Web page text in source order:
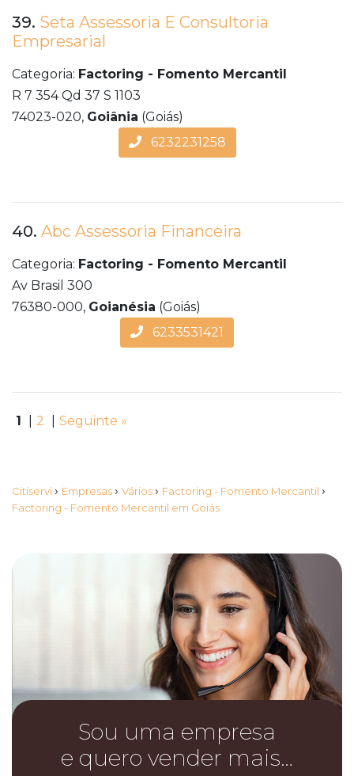
39. Seta Assessoria E Consultoria
Empresarial
Categoria: Factoring - Fomento Mercantil
R 7 354 Qd 37 S 1103
74023-020, Goiânia (Goiás)
6232231258
40. Abc Assessoria Financeira
Categoria: Factoring - Fomento Mercantil
Av Brasil 300
76380-000, Goianésia (Goiás)
6233531421
1 2 Seguinte »
Citiservi › Empresas › Vários › Factoring - Fomento Mercantil ›
Factoring - Fomento Mercantil em Goiás
Sou uma empresa
e quero vender mais…